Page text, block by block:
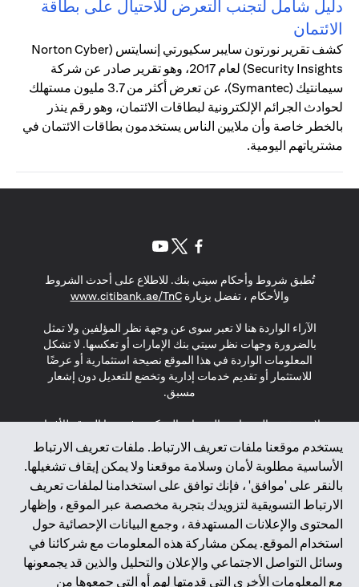
دليل شامل لتجنب التعرض للاحتيال على بطاقة
الائتمان
كشف تقرير نورتون سايبر سكيورتي إنسايتس (Norton Cyber
Security Insights) لعام 2017، وهو تقرير صادر عن شركة
سيمانتيك (Symantec)، عن تعرض أكثر من 3.7 مليون مستهلك
لحوادث الجرائم الإلكترونية لبطاقات الائتمان، وهو رقم ينذر
بالخطر خاصة وأن ملايين الناس يستخدمون بطاقات الائتمان في
مشترياتهم اليومية.
يستخدم موقعنا ملفات تعريف الارتباط. ملفات تعريف الارتباط
الأساسية مطلوبة لأمان وسلامة موقعنا ولا يمكن إيقاف تشغيلها.
بالنقر على 'موافق' ، فإنك توافق على استخدامنا لملفات تعريف
الارتباط التسويقية لتزويدك بتجربة مخصصة عبر الموقع ، وإظهار
المحتوى والإعلانات المستهدفة ، وجمع البيانات الإحصائية حول
استخدام الموقع. يمكن مشاركة هذه المعلومات مع شركائنا في
وسائل التواصل الاجتماعي والإعلان والتحليل والذين قد يجمعونها
مع المعلومات الأخرى التي قدمتها لهم أو التي جمعوها من
تُطبق شروط وأحكام سيتي بنك. للاطلاع على أحدث الشروط
والأحكام ، تفضل بزيارةwww.citibank.ae/TnC
(opens in a new tab)
الآراء الواردة هنا لا تعبر سوى عن وجهة نظر المؤلفين ولا تمثل
بالضرورة وجهات نظر سيتي بنك الإمارات أو تعكسها. لا تشكل
المعلومات الواردة في هذا الموقع نصيحة استثمارية أو عرضًا
للاستثمار أو تقديم خدمات إدارية وتخضع للتعديل دون إشعار
مسبق.
لا يتم تقديم المنتجات والخدمات المذكورة في هذا الموقع للأفراد
المقيمين في الاتحاد الأوروبي أو المنطقة الاقتصادية الأوروبية أو
سويسرا أو غيرنسي أو جيرسي أو موناكو أو سان مارينو أو
الفاتيكان أو جزيرة مان أو المملكة المتحدة أو خصوصية البيانات
(لائحة حماية البيانات العامة \ قانون حماية البيانات الشخصية
العامة \ قانون خصوصية نيوزيلندا). المحتوى الموجود في هذه
الصفحة ليس ولا ينبغي تفسيره على أنه عرض أو دعوة أو دعوة
لشراء أو بيع أي من المنتجات والخدمات المذكورة هنا لمثل هؤلاء
الأفراد.